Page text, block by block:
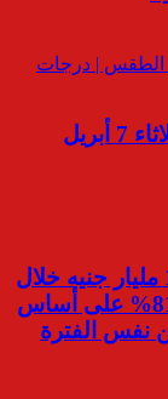
العظمى بالقاهرة 24 .. حالة الطقس الثلاثاء 7 أبريل
بلتون تحقق إيرادات تشغيل قياسية 1.33 مليار جنيه خلال
الربع الأول من عام 2024، بمعدل نمو 812% على أساس